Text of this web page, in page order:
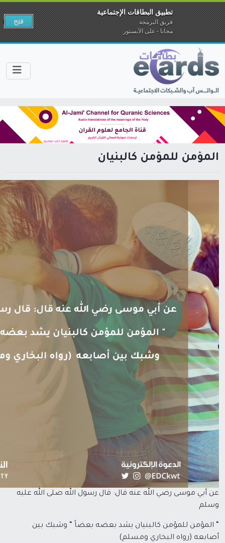
المؤمن للمؤمن كالبنيان
عن أبي موسى رضي الله عنه قال‏:‏ قال رسول الله صلى الله عليه
وسلم
“‏ المؤمن للمؤمن كالبنيان يشد بعضه بعضاً “‏ وشبك بين
أصابعه ‏‏‏‏(‏رواه البخاري ومسلم)‏‏
تطبيق البطاقات الإجتماعية
فريق البرمجة
مجانا - على الآبستور
فتح